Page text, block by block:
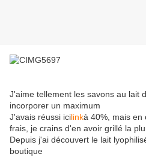
J'aime tellement les savons au lait
incorporer un maximum
J'avais réussi icilinkà 40%, mais en
frais, je crains d'en avoir grillé la
Depuis j'ai découvert le lait
boutique